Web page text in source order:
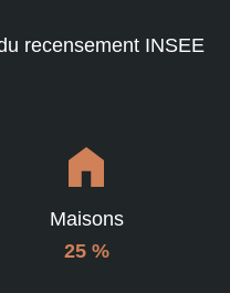
recensement INSEE
Maisons
25 %